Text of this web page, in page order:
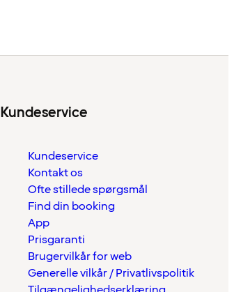
Kundeservice
Kundeservice
Kontakt os
Ofte stillede spørgsmål
Find din booking
App
Prisgaranti
Brugervilkår for web
Generelle vilkår / Privatlivspolitik